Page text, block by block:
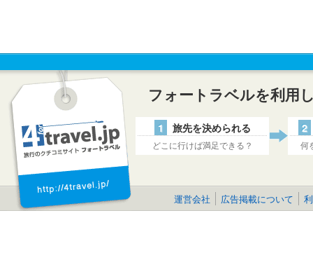
フォートラベルを利用
1 旅先を決められる
どこに行けば満足できる？
2
何
運営会社 広告掲載について